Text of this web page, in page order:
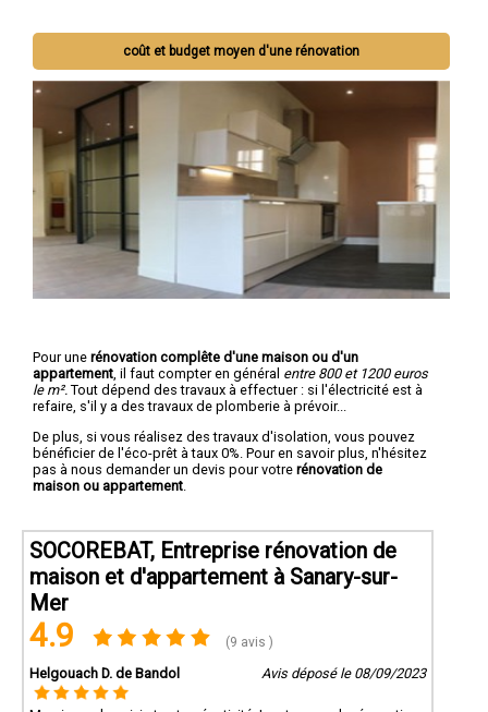
coût et budget moyen d'une rénovation
Pour une rénovation complête d'une maison ou d'un
appartement , il faut compter en général entre 800 et 1200 euros
le m². Tout dépend des travaux à effectuer : si l'électricité est à
refaire, s'il y a des travaux de plomberie à prévoir...
De plus, si vous réalisez des travaux d'isolation, vous pouvez
bénéficier de l'éco-prêt à taux 0%. Pour en savoir plus, n'hésitez
pas à nous demander un devis pour votre rénovation de
maison ou appartement
SOCOREBAT, Entreprise rénovation de
maison et d'appartement à Sanary-sur-
Mer
4.9 (9 avis )
Helgouach D. de Bandol Avis déposé le 08/09/2023